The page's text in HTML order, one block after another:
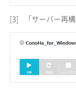
[3] 「サーバー再